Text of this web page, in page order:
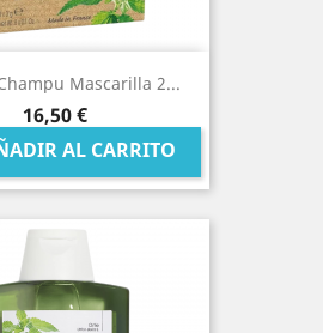
Mascarilla 2...
Precio
16,50 €
AL CARRITO